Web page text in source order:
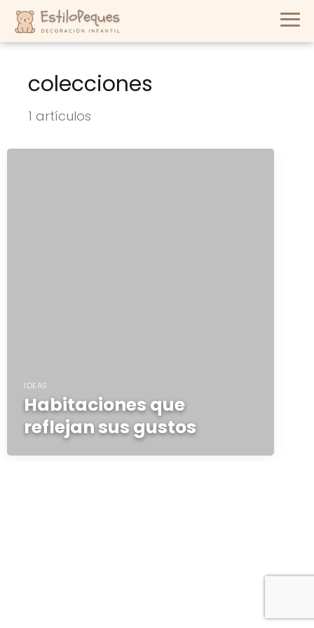
colecciones
1 artículos
IDEAS
Habitaciones que
reflejan sus gustos